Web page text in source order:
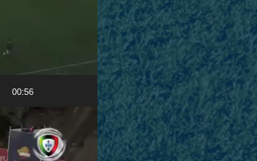
00:56